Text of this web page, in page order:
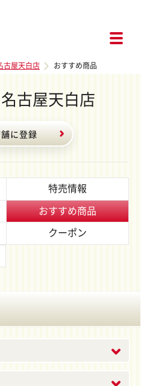
古屋天白店 おすすめ商品
古屋天白店
に登録
特売情報
おすすめ商品
クーポン